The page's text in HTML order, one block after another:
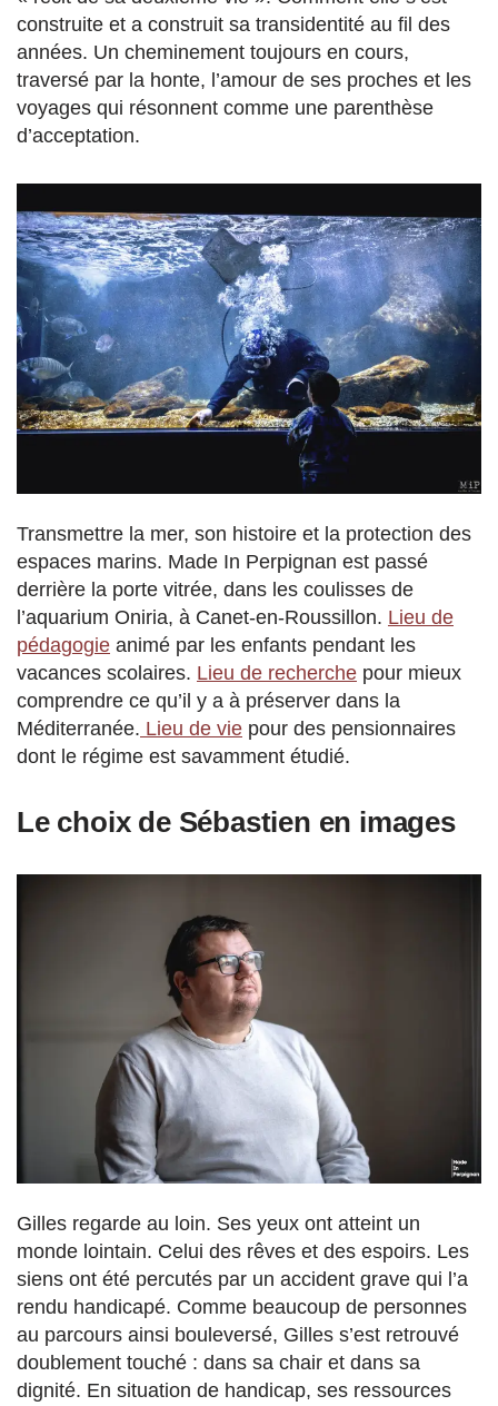
construite et a construit sa transidentité au fil des
années. Un cheminement toujours en cours,
traversé par la honte, l’amour de ses proches et les
voyages qui résonnent comme une parenthèse
d’acceptation.
Transmettre la mer, son histoire et la protection des
espaces marins. Made In Perpignan est passé
derrière la porte vitrée, dans les coulisses de
l’aquarium Oniria, à Canet-en-Roussillon. Lieu de
pédagogie animé par les enfants pendant les
vacances scolaires. Lieu de recherche pour mieux
comprendre ce qu’il y a à préserver dans la
Méditerranée. Lieu de vie pour des pensionnaires
dont le régime est savamment étudié.
Le choix de Sébastien en images
Gilles regarde au loin. Ses yeux ont atteint un
monde lointain. Celui des rêves et des espoirs. Les
siens ont été percutés par un accident grave qui l’a
rendu handicapé. Comme beaucoup de personnes
au parcours ainsi bouleversé, Gilles s’est retrouvé
doublement touché : dans sa chair et dans sa
dignité. En situation de handicap, ses ressources